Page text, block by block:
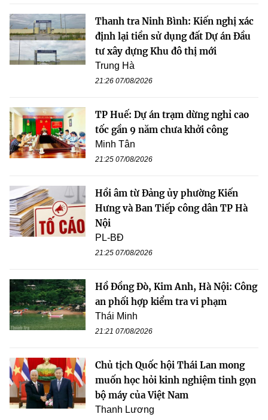
Thanh tra Ninh Bình: Kiến nghị xác
định lại tiền sử dụng đất Dự án Đầu
tư xây dựng Khu đô thị mới
Trung Hà
21:26 07/08/2026
TP Huế: Dự án trạm dừng nghỉ cao
tốc gần 9 năm chưa khởi công
Minh Tân
21:25 07/08/2026
Hồi âm từ Đảng ủy phường Kiến
Hưng và Ban Tiếp công dân TP Hà
Nội
PL-BĐ
21:25 07/08/2026
Hồ Đồng Đò, Kim Anh, Hà Nội: Công
an phối hợp kiểm tra vi phạm
Thái Minh
21:21 07/08/2026
Chủ tịch Quốc hội Thái Lan mong
muốn học hỏi kinh nghiệm tinh gọn
bộ máy của Việt Nam
Thanh Lương